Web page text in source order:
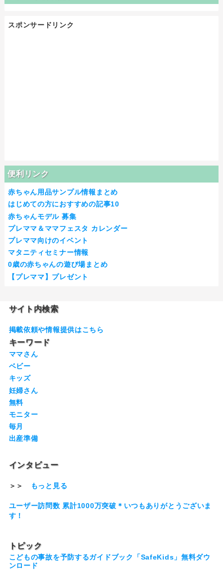
スポンサードリンク
便利リンク
赤ちゃん用品サンプル情報まとめ
はじめての方におすすめの記事10
赤ちゃんモデル 募集
プレママ＆ママフェスタ カレンダー
プレママ向けのイベント
マタニティセミナー情報
0歳の赤ちゃんの遊び場まとめ
【プレママ】プレゼント
サイト内検索
掲載依頼や情報提供はこちら
キーワード
ママさん
ベビー
キッズ
妊婦さん
無料
モニター
毎月
出産準備
インタビュー
＞＞ もっと見る
ユーザー訪問数 累計1000万突破＊いつもありがとうございま
す！
トピック
こどもの事故を予防するガイドブック「SafeKids」無料ダウ
ンロード